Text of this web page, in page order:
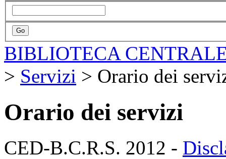
BIBLIOTECA
> Servizi > Orario dei
Orario dei servizi
CED-B.C.R.S. 2012 -